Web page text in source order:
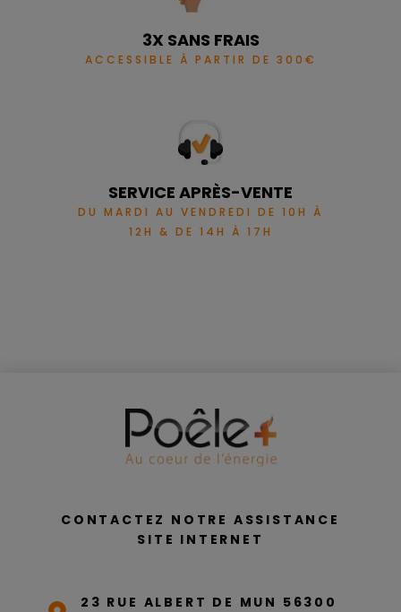
3X SANS FRAIS
ACCESSIBLE À PARTIR DE 300€
SERVICE APRÈS-VENTE
DU MARDI AU VENDREDI DE 10H À
12H & DE 14H À 17H
CONTACTEZ NOTRE ASSISTANCE
SITE INTERNET
23 RUE ALBERT DE MUN 56300